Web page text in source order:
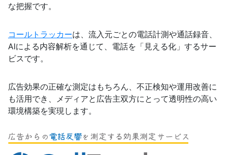
な把握です。
コールトラッカーは、流入元ごとの電話計測や通話録音、
AIによる内容解析を通じて、電話を「見える化」するサー
ビスです。
広告効果の正確な測定はもちろん、不正検知や運用改善に
も活用でき、メディアと広告主双方にとって透明性の高い
環境構築を実現します。